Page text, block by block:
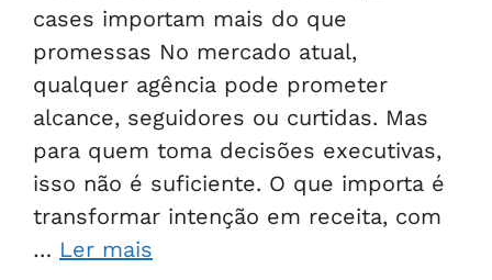
cases importam mais do que
promessas No mercado atual,
qualquer agência pode prometer
alcance, seguidores ou curtidas. Mas
para quem toma decisões executivas,
isso não é suficiente. O que importa é
transformar intenção em receita, com
… Ler mais